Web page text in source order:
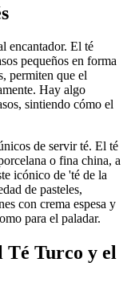
encantador. El té
pequeños en forma
permiten que el
Hay algo
sintiendo cómo el
de servir té. El té
o fina china, a
icónico de 'té de la
de pasteles,
con crema espesa y
para el paladar.
Té Turco y el